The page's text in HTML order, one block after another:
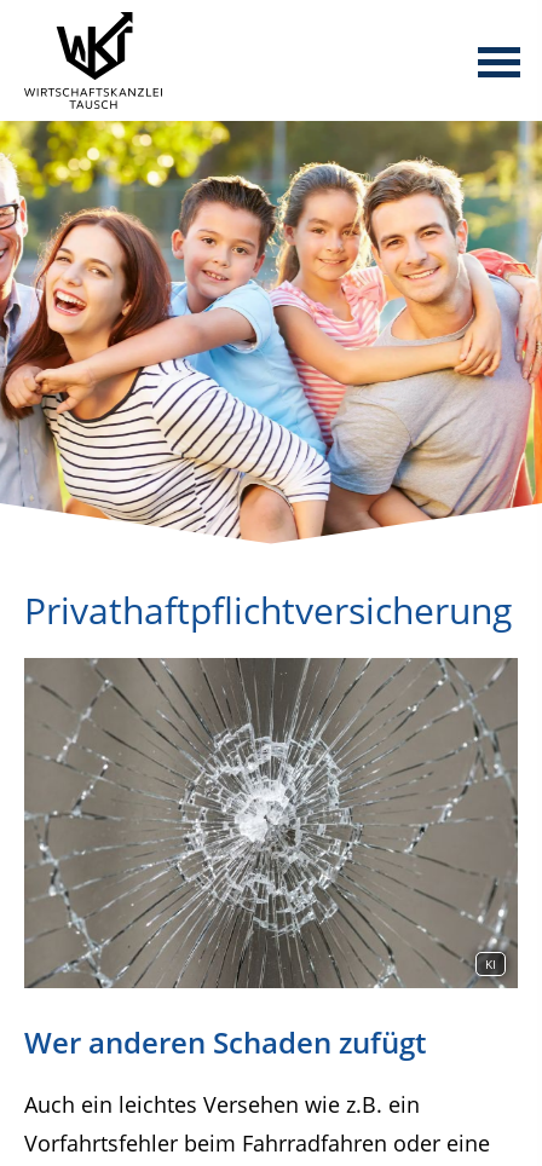
Privathaftpflichtversicherung
KI
Wer anderen Schaden zufügt
Auch ein leichtes Versehen wie z.B. ein
Vorfahrtsfehler beim Fahrradfahren oder eine